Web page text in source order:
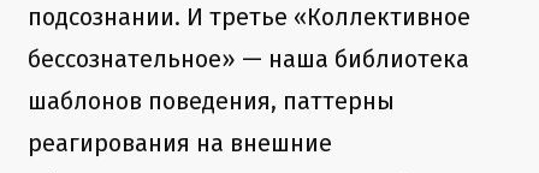
подсознании. И третье «Коллективное
бессознательное» — наша библиотека
шаблонов поведения, паттерны
реагирования на внешние